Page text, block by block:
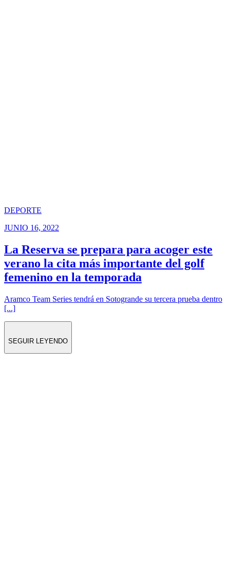
DEPORTE
JUNIO 16, 2022
La Reserva se prepara para acoger este
verano la cita más importante del golf
femenino en la temporada
Aramco Team Series tendrá en Sotogrande su tercera prueba dentro
[...]
SEGUIR LEYENDO